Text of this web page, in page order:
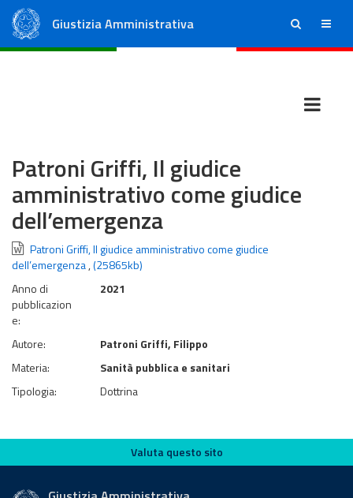
Giustizia Amministrativa ricerca menu
Patroni Griffi, Il giudice
amministrativo come giudice
dell’emergenza
Patroni Griffi, Il giudice amministrativo come giudice
dell’emergenza,(25865kb)
Anno di
pubblicazion
e:
2021
Autore:
Patroni Griffi, Filippo
Materia:
Sanità pubblica e sanitari
Tipologia:
Dottrina
Valuta questo sito
Valuta questo sito